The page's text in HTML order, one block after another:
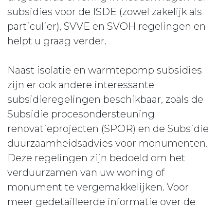
subsidies voor de ISDE (zowel zakelijk als
particulier), SVVE en SVOH regelingen en
helpt u graag verder.
Naast isolatie en warmtepomp subsidies
zijn er ook andere interessante
subsidieregelingen beschikbaar, zoals de
Subsidie procesondersteuning
renovatieprojecten (SPOR) en de Subsidie
duurzaamheidsadvies voor monumenten.
Deze regelingen zijn bedoeld om het
verduurzamen van uw woning of
monument te vergemakkelijken. Voor
meer gedetailleerde informatie over de